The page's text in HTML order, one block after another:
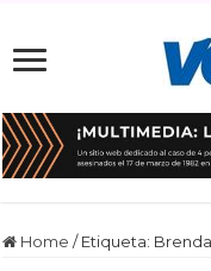
Home / Etiqueta: